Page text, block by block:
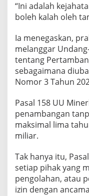
“Ini adalah
boleh kalah oleh
Ia menegaskan,
melanggar
tentang
sebagaimana
Nomor 3 Tahun
Pasal 158 UU
penambangan
maksimal lima
miliar.
Tak hanya itu,
setiap pihak yang
pengolahan, atau
izin dengan